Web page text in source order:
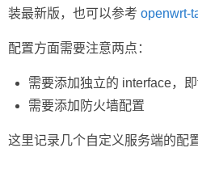
装最新版，也可以参考 openwrt-
配置方面需要注意两点：
需要添加独立的 interface，
需要添加防火墙配置
这里记录几个自定义服务端的配置